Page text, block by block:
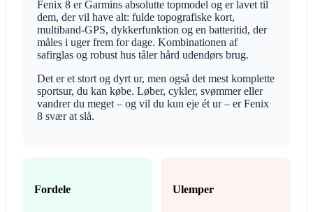
Fenix 8 er Garmins absolutte topmodel og er lavet til
dem, der vil have alt: fulde topografiske kort,
multiband-GPS, dykkerfunktion og en batteritid, der
måles i uger frem for dage. Kombinationen af
safirglas og robust hus tåler hård udendørs brug.
Det er et stort og dyrt ur, men også det mest komplette
sportsur, du kan købe. Løber, cykler, svømmer eller
vandrer du meget – og vil du kun eje ét ur – er Fenix
8 svær at slå.
Fordele Ulemper